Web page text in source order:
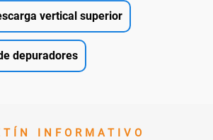
vertical superior
depuradores
INFORMATIVO